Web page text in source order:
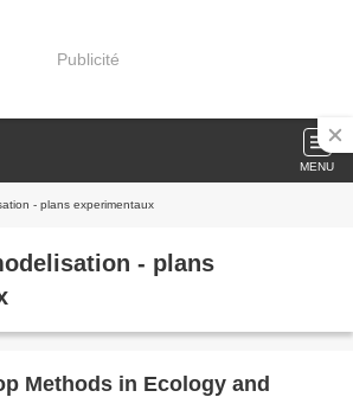
Publicité
MENU
- plans experimentaux
- plans
Methods in Ecology and